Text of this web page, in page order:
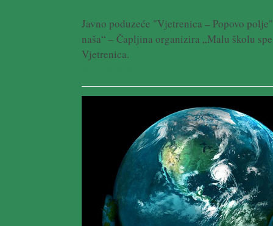
Javno poduzeće "Vjetrenica – Popovo
naša“ – Čapljina organizira „Malu školu
Vjetrenica.